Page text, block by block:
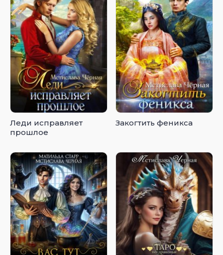
Леди исправляет
прошлое
Закогтить феникса